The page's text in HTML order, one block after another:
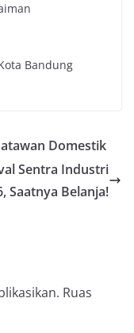
Bandung
Domestik
Sentra Industri
Saatnya Belanja!
Ruas